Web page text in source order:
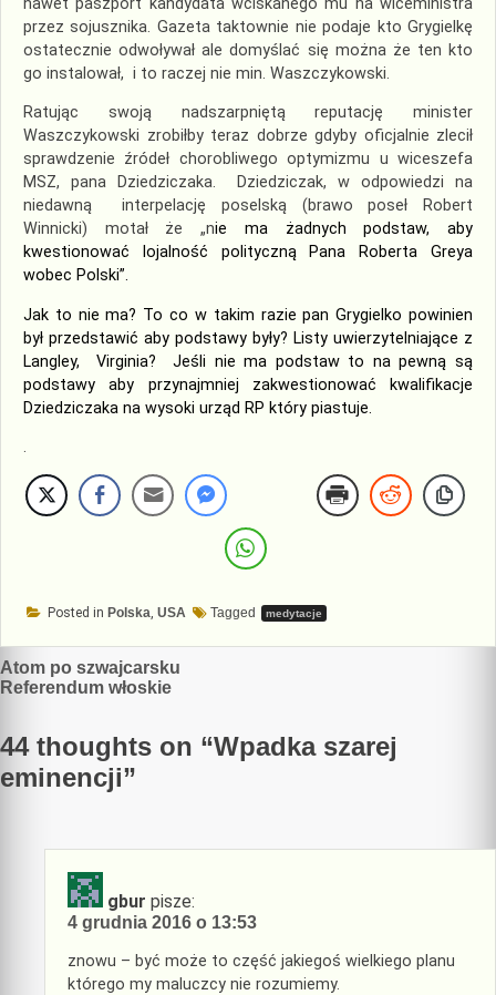
nawet paszport kandydata wciskanego mu na wiceministra
przez sojusznika. Gazeta taktownie nie podaje kto Grygielkę
ostatecznie odwoływał ale domyślać się można że ten kto
go instalował, i to raczej nie min. Waszczykowski.
Ratując swoją nadszarpniętą reputację minister
Waszczykowski zrobiłby teraz dobrze gdyby oficjalnie zlecił
sprawdzenie źródeł chorobliwego optymizmu u wiceszefa
MSZ, pana Dziedziczaka. Dziedziczak, w odpowiedzi na
niedawną interpelację poselską (brawo poseł Robert
Winnicki) motał że „nie ma żadnych podstaw, aby
kwestionować lojalność polityczną Pana Roberta Greya
wobec Polski”.
Jak to nie ma? To co w takim razie pan Grygielko powinien
był przedstawić aby podstawy były? Listy uwierzytelniające z
Langley, Virginia? Jeśli nie ma podstaw to na pewną są
podstawy aby przynajmniej zakwestionować
kwalifikacje
Dziedziczaka na wysoki urząd RP który piastuje.
.
Posted in Polska, USA Tagged medytacje
Nawigacja
wpisu
Atom po szwajcarsku
Referendum włoskie
44 thoughts on “Wpadka szarej
eminencji”
gbur pisze:
4 grudnia 2016 o 13:53
znowu – być może to część jakiegoś wielkiego planu
którego my maluczcy nie rozumiemy.